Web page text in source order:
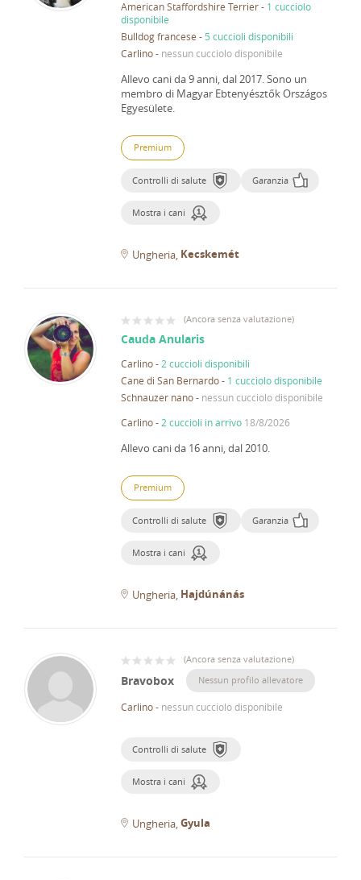
American Staffordshire Terrier- 1 cucciolo
disponibile
Bulldog francese - 5 cuccioli disponibili
Carlino- nessun cucciolo disponibile
Allevo cani da 9 anni, dal 2017.Sono un
membro di Magyar Ebtenyésztők Országos
Egyesülete.
Premium
Controlli di salute Garanzia
Mostra i cani
Ungheria Kecskemét
(Ancora senza valutazione)
Cauda Anularis
Carlino- 2 cuccioli disponibili
Cane di San Bernardo- 1 cucciolo disponibile
Schnauzer nano- nessun cucciolo disponibile
Carlino- 2 cuccioli in arrivo 18/8/2026
Allevo cani da 16 anni, dal 2010.
Premium
Controlli di salute Garanzia
Mostra i cani
Ungheria Hajdúnánás
(Ancora senza valutazione)
Bravobox Nessun profilo allevatore
Carlino- nessun cucciolo disponibile
Controlli di salute
Mostra i cani
Ungheria Gyula